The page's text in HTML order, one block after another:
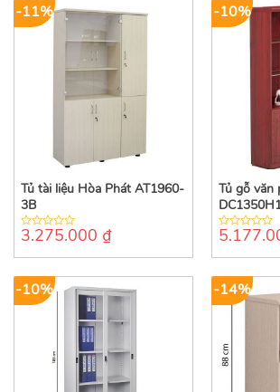
-11%
Tủ tài liệu Hòa Phát AT1960-
3B
0
of
3.275.000 ₫
-10%
Tủ gỗ văn
0
of
-10% -14%